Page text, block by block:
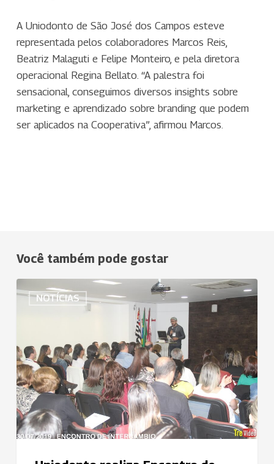
A Uniodonto de São José dos Campos esteve
representada pelos colaboradores Marcos Reis,
Beatriz Malaguti e Felipe Monteiro, e pela diretora
operacional Regina Bellato. “A palestra foi
sensacional, conseguimos diversos insights sobre
marketing e aprendizado sobre branding que podem
ser aplicados na Cooperativa”, afirmou Marcos.
Você também pode gostar
NOTÍCIAS
Uniodonto
realiza
Intercâmbio